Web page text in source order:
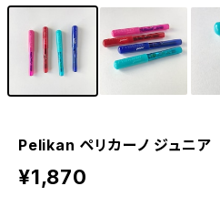
Pelikan ペリカーノ ジュニア
¥1,870